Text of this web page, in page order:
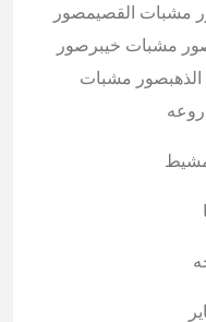
مشبات القصيمصور
مشبات خيبرصور
مشبات
روعه